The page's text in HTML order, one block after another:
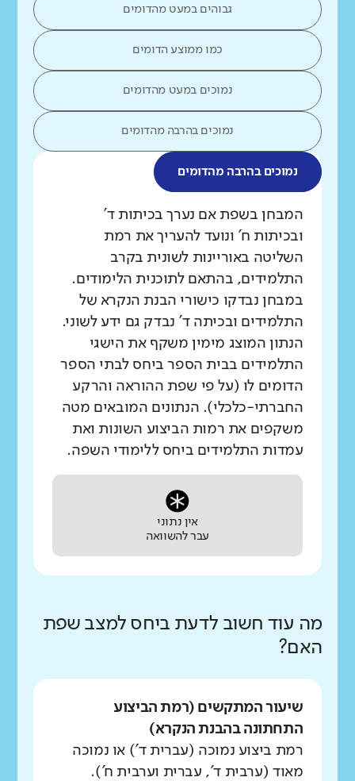
גבוהים במעט מהדומים
כמו ממוצע הדומים
נמוכים במעט מהדומים
נמוכים בהרבה מהדומים
נמוכים בהרבה מהדומים
מה בדקנו?
המבחן בשפת אם נערך בכיתות ד'
ובכיתות ח' ונועד להעריך את רמת
השליטה באוריינות לשונית בקרב
התלמידים, בהתאם לתוכנית הלימודים.
במבחן נבדקו כישורי הבנת הנקרא של
התלמידים ובכיתה ד' נבדק גם ידע לשוני.
הנתון המוצג מימין משקף את הישגי
התלמידים בבית הספר ביחס לבתי הספר
הדומים לו (על פי שפת ההוראה והרקע
החברתי-כלכלי). הנתונים המובאים מטה
משקפים את רמות הביצוע השונות ואת
עמדות התלמידים ביחס ללימודי השפה.
אין נתוני
עבר להשוואה
מה עוד חשוב לדעת ביחס למצב שפת
האם?
שיעור המתקשים (רמת הביצוע
התחתונה בהבנת הנקרא)
רמת ביצוע נמוכה (עברית ד') או נמוכה
מאוד (ערבית ד', עברית וערבית ח').